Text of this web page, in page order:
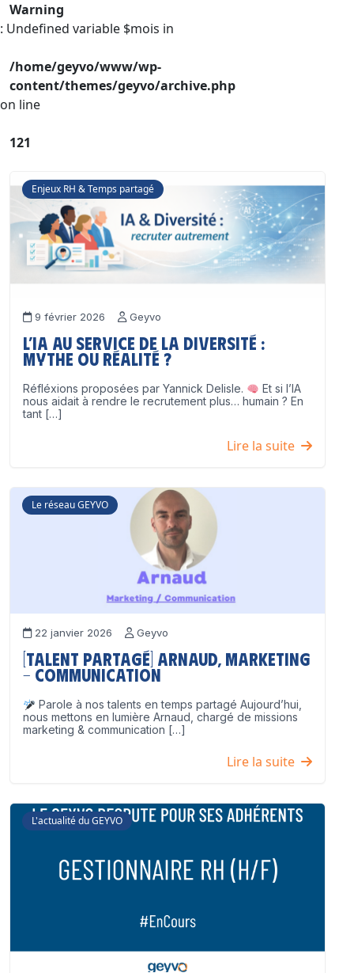
Warning
: Undefined variable $mois in
/home/geyvo/www/wp-
content/themes/geyvo/archive.php
on line
121
Enjeux RH & Temps partagé
9 février 2026 Geyvo
L’IA au service de la diversité :
mythe ou réalité ?
Réfléxions proposées par Yannick Delisle.
Et si l’IA
nous aidait à rendre le recrutement plus… humain ? En
tant […]
Lire la suite
Le réseau GEYVO
22 janvier 2026 Geyvo
[Talent partagé] Arnaud, Marketing
– Communication
Parole à nos talents en temps partagé Aujourd’hui,
nous mettons en lumière Arnaud, chargé de missions
marketing & communication […]
Lire la suite
L'actualité du GEYVO